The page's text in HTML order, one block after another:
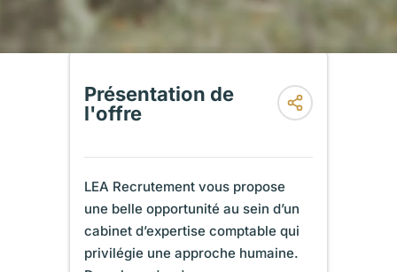
Présentation de
l'offre
LEA Recrutement vous propose
une belle opportunité au sein d’un
cabinet d’expertise comptable qui
privilégie une approche humaine.